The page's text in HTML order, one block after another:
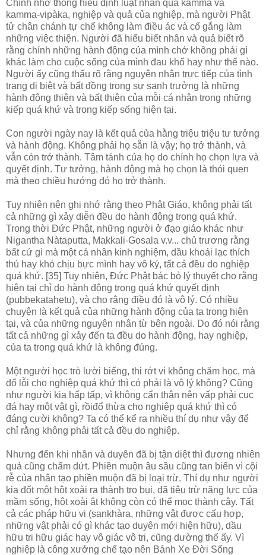
Chính nhờ thông hiểu định luật nhân quả kamma và
kamma-vipàka, nghiệp và quả của nghiệp, mà người Phật
tử chân chánh tự chế không làm điều ác và cố gắng làm
những việc thiện. Người đã hiểu biết nhân và quả biết rõ
rằng chính những hành động của mình chớ không phải gì
khác làm cho cuộc sống của mình đau khổ hay như thế nào.
Người ấy cũng thấu rõ rằng nguyên nhân trực tiếp của tình
trạng dị biệt và bất đồng trong sự sanh trưởng là những
hành động thiện và bất thiện của mỗi cá nhân trong những
kiếp quá khứ và trong kiếp sống hiện tại.
Con người ngày nay là kết quả của hằng triệu triệu tư tưởng
và hành động. Không phải họ sẵn là vậy; họ trở thành, và
vẫn còn trở thành. Tâm tánh của họ do chính họ chọn lựa và
quyết định. Tư tưởng, hành động mà họ chọn là thói quen
mà theo chiều hướng đó họ trở thành.
Tuy nhiên nên ghi nhớ rằng theo Phật Giáo, không phải tất
cả những gì xảy diễn đều do hành động trong quá khứ.
Trong thời Ðức Phật, những người ở đạo giáo khác như
Nigantha Nàtaputta, Makkali-Gosala v.v... chủ trương rằng
bất cứ gì mà một cá nhân kinh nghiệm, dầu khoái lạc thích
thú hay khó chịu bực mình hay vô ký, tất cả đều do nghiệp
quá khứ. [35] Tuy nhiên, Ðức Phật bác bỏ lý thuyết cho rằng
hiện tại chỉ do hành động trong quá khứ quyết định
(pubbekatahetu), và cho rằng điều đó là vô lý. Có nhiều
chuyện là kết quả của những hành động của ta trong hiện
tại, và của những nguyên nhân từ bên ngoài. Do đó nói rằng
tất cả những gì xảy đến ta đều do hành động, hay nghiệp,
của ta trong quá khứ là không đúng.
Một người học trò lười biếng, thi rớt vì không chăm học, mà
đổ lỗi cho nghiệp quá khứ thì có phải là vô lý không? Cũng
như người kia hấp tấp, vì không cẩn thận nên vấp phải cục
đá hay một vật gì, rồiđổ thừa cho nghiệp quá khứ thì có
đáng cười không? Ta có thể kể ra nhiều thí dụ như vậy để
chỉ rằng không phải tất cả đều do nghiệp.
Nhưng đến khi nhân và duyên đã bị tận diệt thì đương nhiên
quả cũng chấm dứt. Phiền muộn âu sầu cũng tan biến vì cội
rễ của nhân tạo phiền muộn đã bị loại trừ. Thí dụ như người
kia đốt một hột xoài ra thành tro bụi, đã tiêu trừ năng lực của
mầm sống, hột xoài ắt không còn có thể mọc thành cây. Tất
cả các pháp hữu vi (sankhàra, những vật được cấu hợp,
những vật phải có gì khác tạo duyên mới hiện hữu), dầu
hữu tri hữu giác hay vô giác vô tri, cũng dường thế ấy. Vì
nghiệp là công xưởng chế tạo nên Bánh Xe Ðời Sống